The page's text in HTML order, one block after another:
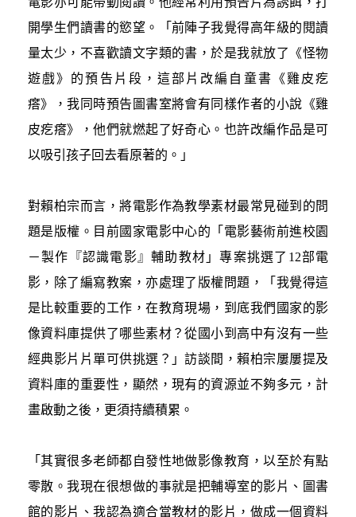
開學生們讀書的慾望。「前陣子我覺得高年級的閱讀
量太少，不喜歡讀文字類的書，於是我就放了《怪物
遊戲》的預告片段，這部片改編自童書《雞皮疙
瘩》，我同時預告圖書室將會有同樣作者的小說《雞
皮疙瘩》，他們就燃起了好奇心。也許改編作品是可
以吸引孩子回去看原著的。」
對賴柏宗而言，將電影作為教學素材最常見碰到的問
題是版權。目前國家電影中心的「電影藝術前進校園
－製作『認識電影』輔助教材」專案挑選了12部電
影，除了編寫教案，亦處理了版權問題，「我覺得這
是比較重要的工作，在教育現場，到底我們國家的影
像資料庫提供了哪些素材？從國小到高中有沒有一些
經典影片片單可供挑選？」訪談間，賴柏宗屢屢提及
資料庫的重要性，顯然，現有的資源並不夠多元，計
畫啟動之後，更須持續積累。
「其實很多老師都自發性地做影像教育，以至於有點
零散。我現在很想做的事就是把輔導室的影片、圖書
館的影片、我認為適合當教材的影片，做成一個資料